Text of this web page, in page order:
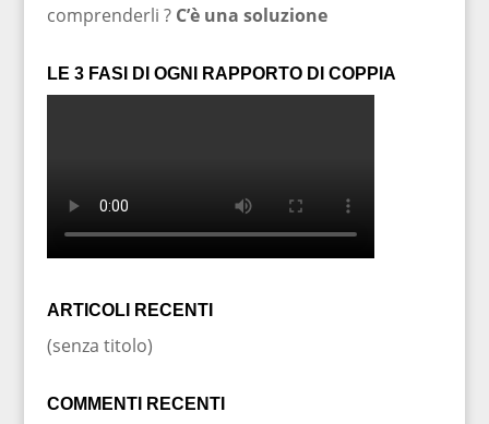
comprenderli ? C’è una soluzione
LE 3 FASI DI OGNI RAPPORTO DI COPPIA
ARTICOLI RECENTI
(senza titolo)
COMMENTI RECENTI